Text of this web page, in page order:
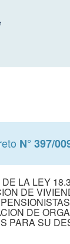
N° 397/
LA LEY
DE
DE
PARA SU